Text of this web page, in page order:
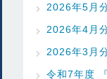
2026年5月
2026年4月
2026年3月